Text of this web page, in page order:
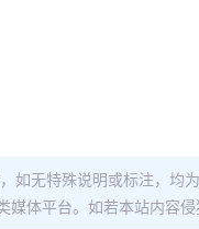
如无特殊说明或标注，均
媒体平台。如若本站内容